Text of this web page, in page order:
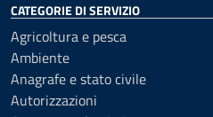
CATEGORIE DI SERVIZIO
Agricoltura e pesca
Ambiente
Anagrafe e stato civile
Autorizzazioni